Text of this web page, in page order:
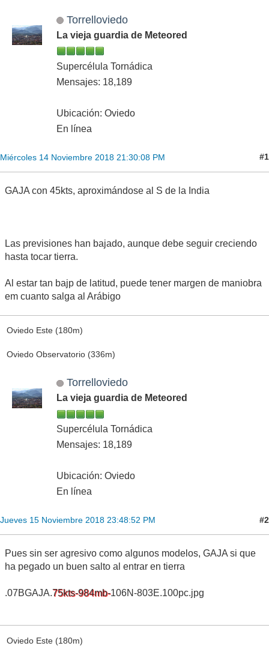
Torrelloviedo
La vieja guardia de Meteored
Supercélula Tornádica
Mensajes: 18,189
Ubicación: Oviedo
En línea
Miércoles 14 Noviembre 2018 21:30:08 PM #1
GAJA con 45kts, aproximándose al S de la India
Las previsiones han bajado, aunque debe seguir creciendo
hasta tocar tierra.
Al estar tan bajp de latitud, puede tener margen de maniobra
em cuanto salga al Arábigo
Oviedo Este (180m)
Oviedo Observatorio (336m)
Torrelloviedo
La vieja guardia de Meteored
Supercélula Tornádica
Mensajes: 18,189
Ubicación: Oviedo
En línea
Jueves 15 Noviembre 2018 23:48:52 PM #2
Pues sin ser agresivo como algunos modelos, GAJA si que
ha pegado un buen salto al entrar en tierra
.07BGAJA.75kts-984mb-106N-803E.100pc.jpg
Oviedo Este (180m)